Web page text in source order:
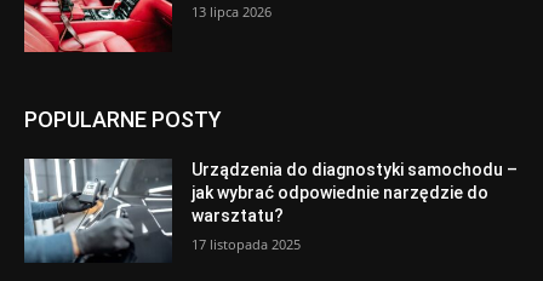
13 lipca 2026
POPULARNE POSTY
Urządzenia do diagnostyki samochodu –
jak wybrać odpowiednie narzędzie do
warsztatu?
17 listopada 2025